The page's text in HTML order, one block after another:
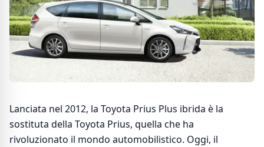
Lanciata nel 2012, la Toyota Prius Plus ibrida è la
sostituta della Toyota Prius, quella che ha
rivoluzionato il mondo automobilistico. Oggi, il